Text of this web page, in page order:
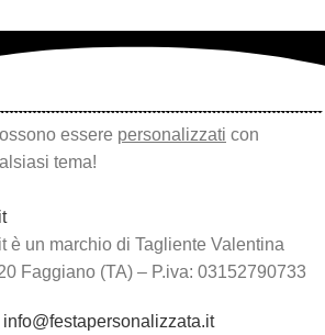
essere personalizzati con
tema!
è un marchio di Tagliente Valentina
Faggiano (TA) – P.iva: 03152790733
info@festapersonalizzata.it